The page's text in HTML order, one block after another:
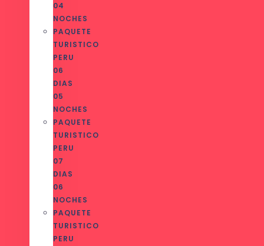
04
NOCHES
PAQUETE
TURISTICO
PERU
06
DIAS
05
NOCHES
PAQUETE
TURISTICO
PERU
07
DIAS
06
NOCHES
PAQUETE
TURISTICO
PERU